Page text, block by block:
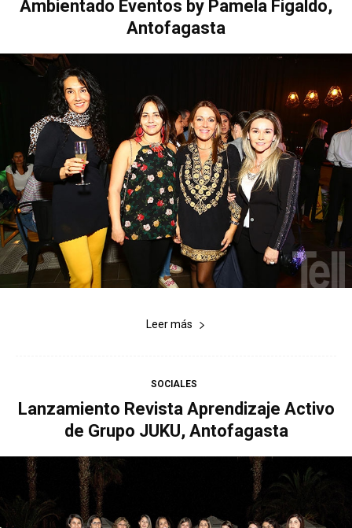
Ambientado Eventos by Pamela Figaldo,
Antofagasta
Leer más
SOCIALES
Lanzamiento Revista Aprendizaje Activo
de Grupo JUKU, Antofagasta